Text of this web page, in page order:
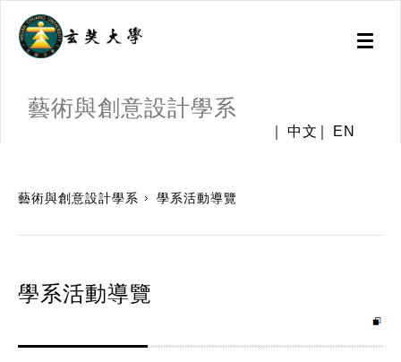
Toggle
藝術與創意設計學系
中文 EN
藝術與創意設計學系 學系活動導覽
學系活動導覽